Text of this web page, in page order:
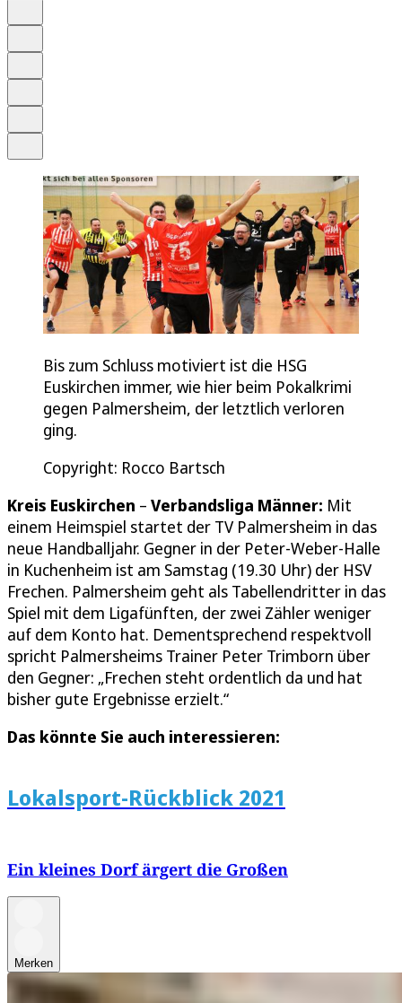
Bis zum Schluss motiviert ist die HSG
Euskirchen immer, wie hier beim Pokalkrimi
gegen Palmersheim, der letztlich verloren
ging.
Copyright: Rocco Bartsch
Kreis Euskirchen – Verbandsliga Männer: Mit
einem Heimspiel startet der TV Palmersheim in das
neue Handballjahr. Gegner in der Peter-Weber-Halle
in Kuchenheim ist am Samstag (19.30 Uhr) der HSV
Frechen. Palmersheim geht als Tabellendritter in das
Spiel mit dem Ligafünften, der zwei Zähler weniger
auf dem Konto hat. Dementsprechend respektvoll
spricht Palmersheims Trainer Peter Trimborn über
den Gegner: „Frechen steht ordentlich da und hat
bisher gute Ergebnisse erzielt.“
Das könnte Sie auch interessieren:
Lokalsport-Rückblick 2021
Ein kleines Dorf ärgert die Großen
Merken